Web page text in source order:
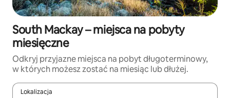
South Mackay – miejsca na pobyty
miesięczne
Odkryj przyjazne miejsca na pobyt długoterminowy,
w których możesz zostać na miesiąc lub dłużej.
Lokalizacja